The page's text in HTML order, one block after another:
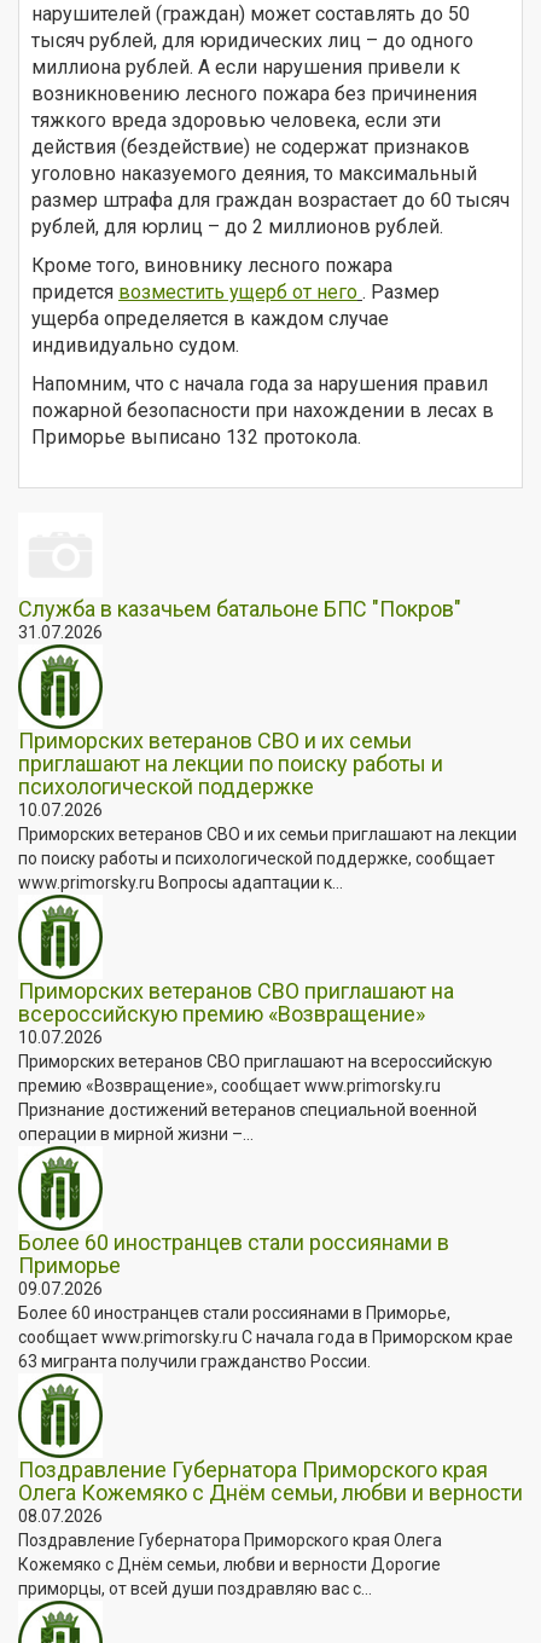
нарушителей (граждан) может составлять до 50
тысяч рублей, для юридических лиц – до одного
миллиона рублей. А если нарушения привели к
возникновению лесного пожара без причинения
тяжкого вреда здоровью человека, если эти
действия (бездействие) не содержат признаков
уголовно наказуемого деяния, то максимальный
размер штрафа для граждан возрастает до 60 тысяч
рублей, для юрлиц – до 2 миллионов рублей.
Кроме того, виновнику лесного пожара
придется возместить ущерб от него . Размер
ущерба определяется в каждом случае
индивидуально судом.
Напомним, что с начала года за нарушения правил
пожарной безопасности при нахождении в лесах в
Приморье выписано 132 протокола.
Служба в казачьем батальоне БПС "Покров"
31.07.2026
Приморских ветеранов СВО и их семьи
приглашают на лекции по поиску работы и
психологической поддержке
10.07.2026
Приморских ветеранов СВО и их семьи приглашают на лекции
по поиску работы и психологической поддержке, сообщает
www.primorsky.ru Вопросы адаптации к...
Приморских ветеранов СВО приглашают на
всероссийскую премию «Возвращение»
10.07.2026
Приморских ветеранов СВО приглашают на всероссийскую
премию «Возвращение», сообщает www.primorsky.ru
Признание достижений ветеранов специальной военной
операции в мирной жизни –...
Более 60 иностранцев стали россиянами в
Приморье
09.07.2026
Более 60 иностранцев стали россиянами в Приморье,
сообщает www.primorsky.ru С начала года в Приморском крае
63 мигранта получили гражданство России.
Поздравление Губернатора Приморского края
Олега Кожемяко с Днём семьи, любви и верности
08.07.2026
Поздравление Губернатора Приморского края Олега
Кожемяко с Днём семьи, любви и верности Дорогие
приморцы, от всей души поздравляю вас с...